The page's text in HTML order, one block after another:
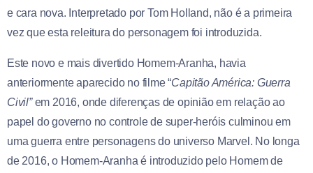
e cara nova. Interpretado por Tom Holland, não é a primeira
vez que esta releitura do personagem foi introduzida.
Este novo e mais divertido Homem-Aranha, havia
anteriormente aparecido no filme “Capitão América: Guerra
Civil”em 2016, onde diferenças de opinião em relação ao
papel do governo no controle de super-heróis culminou em
uma guerra entre personagens do universo Marvel. No longa
de 2016, o Homem-Aranha é introduzido pelo Homem de